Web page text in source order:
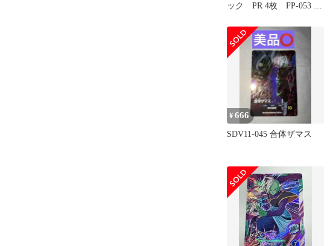
ック PR 4枚 FP-053 フ
¥666
SDV11-045 合体ザマス